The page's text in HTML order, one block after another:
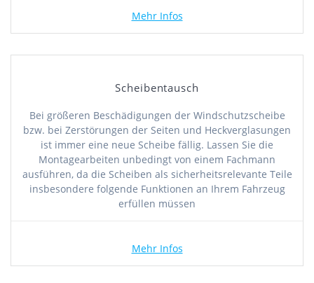
Mehr Infos
Scheibentausch
Bei größeren Beschädigungen der Windschutzscheibe
bzw. bei Zerstörungen der Seiten und Heckverglasungen
ist immer eine neue Scheibe fällig. Lassen Sie die
Montagearbeiten unbedingt von einem Fachmann
ausführen, da die Scheiben als sicherheitsrelevante Teile
insbesondere folgende Funktionen an Ihrem Fahrzeug
erfüllen müssen
Mehr Infos